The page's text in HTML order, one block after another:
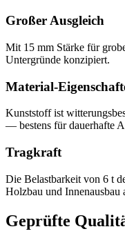
Großer Ausgleich
Mit 15 mm Stärke für
Untergründe konzipiert.
Material-
Kunststoff ist
— bestens für dauerhafte
Tragkraft
Die Belastbarkeit von 6 t
Holzbau und Innenausbau
Geprüfte